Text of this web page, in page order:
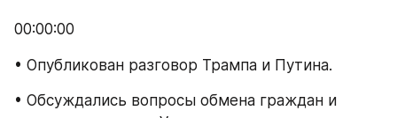
00:00:00
• Опубликован разговор Трампа и Путина.
• Обсуждались вопросы обмена граждан и